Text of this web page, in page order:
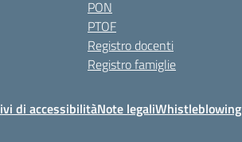
PON
PTOF
Registro docenti
Registro famiglie
di accessibilitàNote legaliWhistleblowing